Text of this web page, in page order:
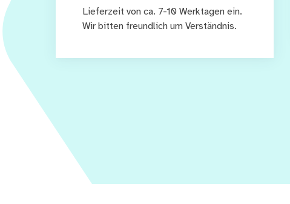
Lieferzeit von ca. 7-10 Werktagen ein.
Wir bitten freundlich um Verständnis.